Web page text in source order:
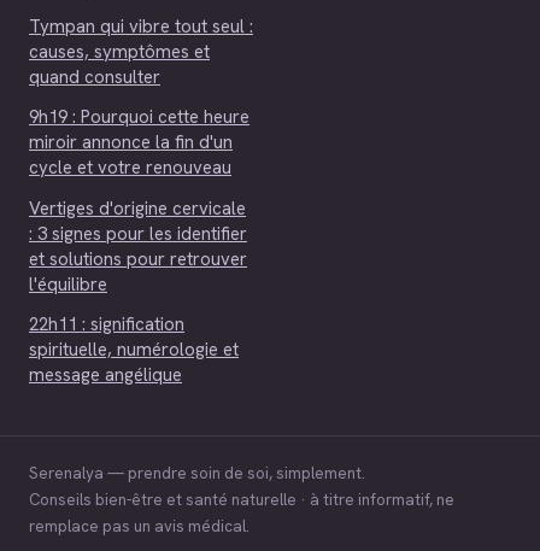
Tympan qui vibre tout seul :
causes, symptômes et
quand consulter
9h19 : Pourquoi cette heure
miroir annonce la fin d'un
cycle et votre renouveau
Vertiges d'origine cervicale
: 3 signes pour les identifier
et solutions pour retrouver
l'équilibre
22h11 : signification
spirituelle, numérologie et
message angélique
Serenalya — prendre soin de soi, simplement.
Conseils bien-être et santé naturelle · à titre informatif, ne
remplace pas un avis médical.